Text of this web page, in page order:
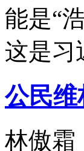
能是“
这是习
公民维
林傲霜